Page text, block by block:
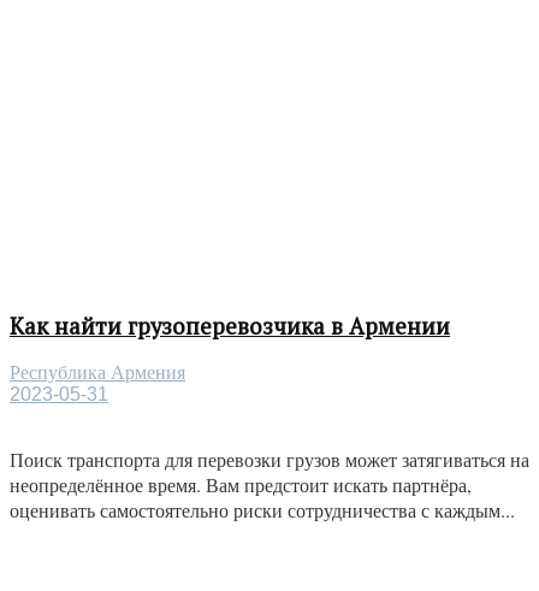
Как найти грузоперевозчика в Армении
Республика Армения
2023-05-31
Поиск транспорта для перевозки грузов может затягиваться на
неопределённое время. Вам предстоит искать партнёра,
оценивать самостоятельно риски сотрудничества с каждым...